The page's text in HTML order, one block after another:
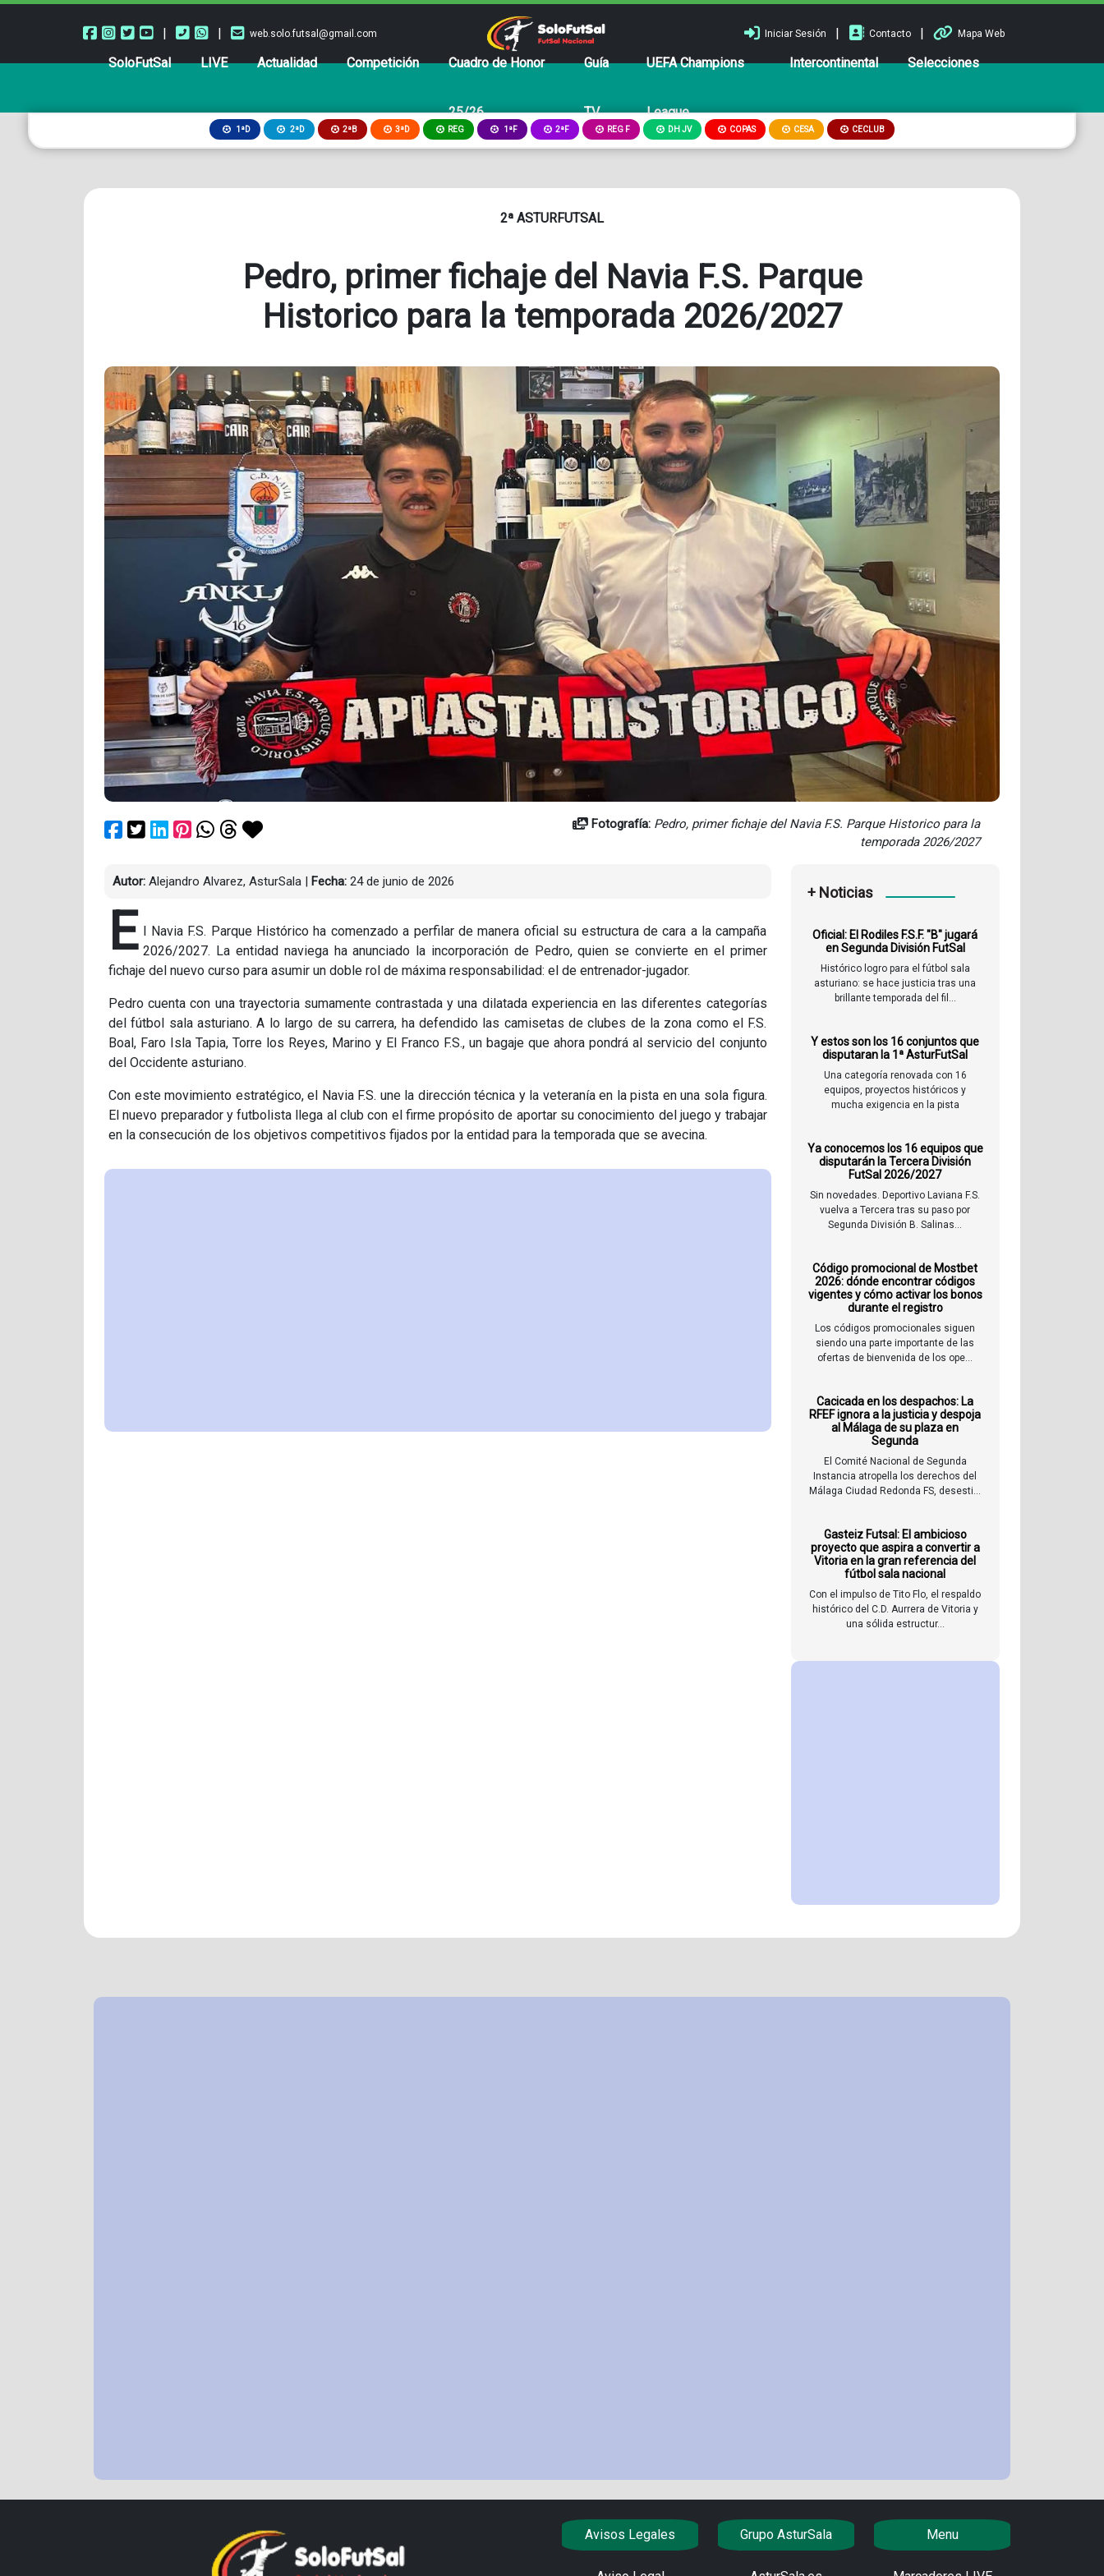
| | web.solo.futsal@gmail.com Iniciar Sesión | Contacto | Mapa Web
SoloFutSal LIVE Actualidad Competición Cuadro de Honor
25/26
Guía
TV
UEFA Champions
League
Intercontinental Selecciones
1ªD 2ªD 2ªB 3ªD REG 1ªF 2ªF REG F DH JV COPAS CESA CECLUB
2ª ASTURFUTSAL
Pedro, primer fichaje del Navia F.S. Parque
Historico para la temporada 2026/2027
Fotografía: Pedro, primer fichaje del Navia F.S. Parque Historico para la
temporada 2026/2027
Autor: Alejandro Alvarez, AsturSala Fecha: 24 de junio de 2026
E
l Navia F.S. Parque Histórico ha comenzado a perfilar de manera oficial su estructura de cara a la campaña
2026/2027. La entidad naviega ha anunciado la incorporación de Pedro, quien se convierte en el primer
fichaje del nuevo curso para asumir un doble rol de máxima responsabilidad: el de entrenador-jugador.
Pedro cuenta con una trayectoria sumamente contrastada y una dilatada experiencia en las diferentes categorías
del fútbol sala asturiano. A lo largo de su carrera, ha defendido las camisetas de clubes de la zona como el F.S.
Boal, Faro Isla Tapia, Torre los Reyes, Marino y El Franco F.S., un bagaje que ahora pondrá al servicio del conjunto
del Occidente asturiano.
Con este movimiento estratégico, el Navia F.S. une la dirección técnica y la veteranía en la pista en una sola figura.
El nuevo preparador y futbolista llega al club con el firme propósito de aportar su conocimiento del juego y trabajar
en la consecución de los objetivos competitivos fijados por la entidad para la temporada que se avecina.
+ Noticias
Oficial: El Rodiles F.S.F. "B" jugará
en Segunda División FutSal
Histórico logro para el fútbol sala
asturiano: se hace justicia tras una
brillante temporada del fil...
Y estos son los 16 conjuntos que
disputaran la 1ª AsturFutSal
Una categoría renovada con 16
equipos, proyectos históricos y
mucha exigencia en la pista
Ya conocemos los 16 equipos que
disputarán la Tercera División
FutSal 2026/2027
Sin novedades. Deportivo Laviana F.S.
vuelva a Tercera tras su paso por
Segunda División B. Salinas...
Código promocional de Mostbet
2026: dónde encontrar códigos
vigentes y cómo activar los bonos
durante el registro
Los códigos promocionales siguen
siendo una parte importante de las
ofertas de bienvenida de los ope...
Cacicada en los despachos: La
RFEF ignora a la justicia y despoja
al Málaga de su plaza en
Segunda
El Comité Nacional de Segunda
Instancia atropella los derechos del
Málaga Ciudad Redonda FS, desesti...
Gasteiz Futsal: El ambicioso
proyecto que aspira a convertir a
Vitoria en la gran referencia del
fútbol sala nacional
Con el impulso de Tito Flo, el respaldo
histórico del C.D. Aurrera de Vitoria y
una sólida estructur...
Avisos Legales Grupo AsturSala Menu